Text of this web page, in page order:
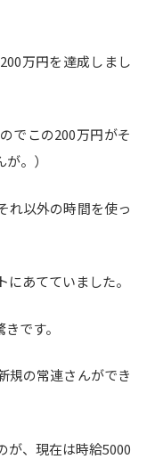
万円を達成しまし
でこの200万円がそ
。）
れ以外の時間を使っ
あてていました。
です。
規の常連さんができ
が、現在は時給5000